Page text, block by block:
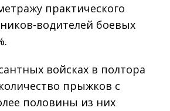
практического
водителей боевых
войсках в полтора
прыжков с
половины из них